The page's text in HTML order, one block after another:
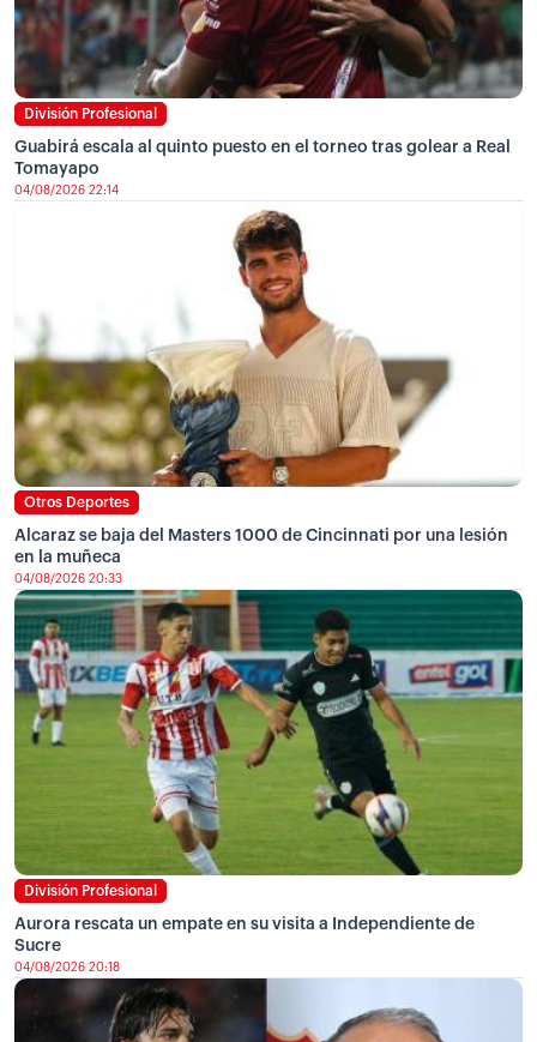
División Profesional
Guabirá escala al quinto puesto en el torneo tras golear a Real
Tomayapo
04/08/2026 22:14
Otros Deportes
Alcaraz se baja del Masters 1000 de Cincinnati por una lesión
en la muñeca
04/08/2026 20:33
División Profesional
Aurora rescata un empate en su visita a Independiente de
Sucre
04/08/2026 20:18